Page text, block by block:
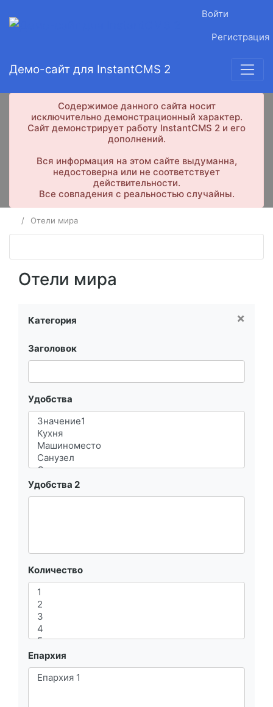
Войти
Регистрация
Демо-сайт для InstantCMS 2
Содержимое данного сайта носит
исключительно демонстрационный характер.
Сайт демонстрирует работу InstantCMS 2 и его
дополнений.
Вся информация на этом сайте выдуманна,
недостоверна или не соответствует
действительности.
Все совпадения с реальностью случайны.
Отели мира
Отели мира
×
Категория
Заголовок
Удобства
Удобства 2
Количество
Епархия